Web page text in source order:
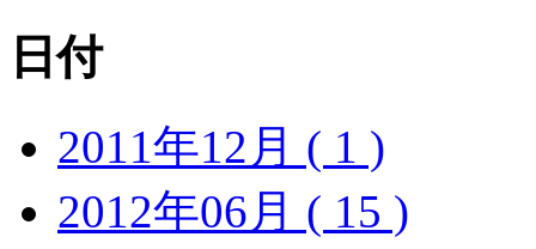
日付
2011年12月 ( 1 )
2012年06月 ( 15 )